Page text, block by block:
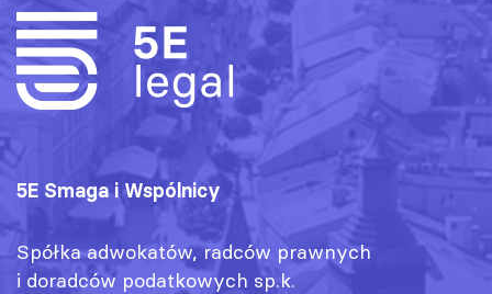
5E Smaga i Wspólnicy
Spółka adwokatów, radców prawnych
i doradców podatkowych sp.k.